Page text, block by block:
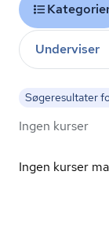
Underviser
Søgeresultater
Ingen kurser
Ingen kurser